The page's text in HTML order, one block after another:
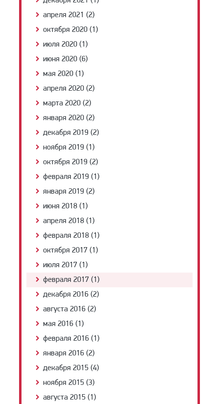
апреля 2021 (2)
октября 2020 (1)
июля 2020 (1)
июня 2020 (6)
мая 2020 (1)
апреля 2020 (2)
марта 2020 (2)
января 2020 (2)
декабря 2019 (2)
ноября 2019 (1)
октября 2019 (2)
февраля 2019 (1)
января 2019 (2)
июня 2018 (1)
апреля 2018 (1)
февраля 2018 (1)
октября 2017 (1)
июля 2017 (1)
февраля 2017 (1)
декабря 2016 (2)
августа 2016 (2)
мая 2016 (1)
февраля 2016 (1)
января 2016 (2)
декабря 2015 (4)
ноября 2015 (3)
августа 2015 (1)